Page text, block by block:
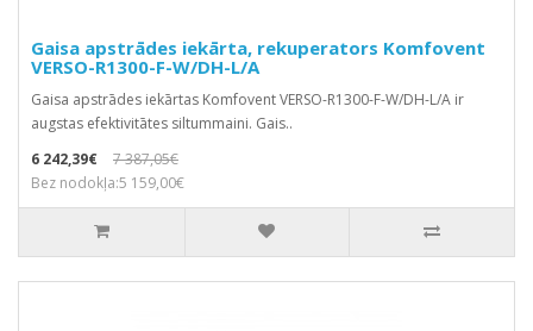
Gaisa apstrādes iekārta, rekuperators Komfovent
VERSO-R1300-F-W/DH-L/A
Gaisa apstrādes iekārtas Komfovent VERSO-R1300-F-W/DH-L/A ir
augstas efektivitātes siltummaini. Gais..
6 242,39€
7 387,05€
Bez nodokļa:5 159,00€